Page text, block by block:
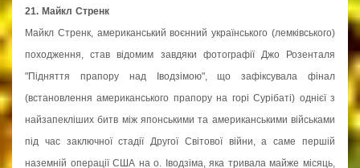
21. Майкл Стренк
Майкл Стренк, американський воєнний українського (лемківського)
походження, став відомим завдяки фотографії Джо Розенталя
"Підняття прапору над Іводзімою", що зафіксувала фінал
(встановлення американського прапору на горі Сурібаті) однієї з
найзапекліших битв між японськими та американськими військами
під час заключної стадії Другої Світової війни, а саме першій
наземній операції США на о. Іводзіма, яка тривала майже місяць,